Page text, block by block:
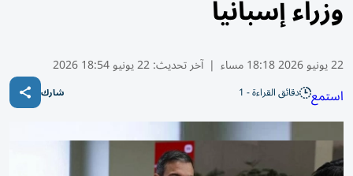
وزراء إسبانيا
22 يونيو 2026 18:18 مساء | آخر تحديث:22 يونيو 18:54 2026
استمع دقائق القراءة - 1 شارك